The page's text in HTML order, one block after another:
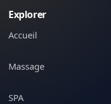
Explorer
Accueil
Massage
SPA